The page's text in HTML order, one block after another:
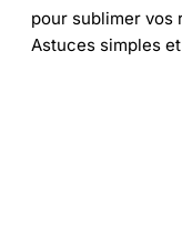
pour sublimer vos
Astuces simples